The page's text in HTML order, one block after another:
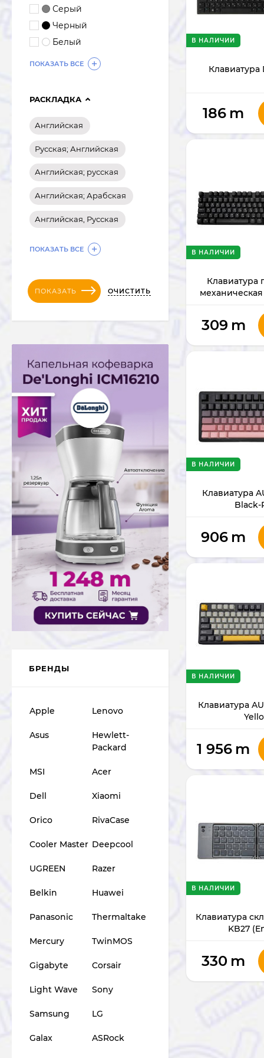
Клавиатура
В НАЛИЧИИ
186 m
Клавиатура
механическая
В НАЛИЧИИ
309 m
Клавиатура
Black-
В НАЛИЧИИ
906 m
Клавиатура
В НАЛИЧИИ
1 956 m
Клавиатура
KB27
В НАЛИЧИИ
330 m
Серый
Черный
Белый
ПОКАЗАТЬ ВСЕ
РАСКЛАДКА
Английская
Русская; Английская
Английская; русская
Английская; Арабская
Английская, Русская
ПОКАЗАТЬ ВСЕ
ПОКАЗАТЬ ОЧИСТИТЬ
БРЕНДЫ
Apple Lenovo
Asus
Hewlett-
Packard
MSI Acer
Dell Xiaomi
Orico RivaCase
Cooler Master Deepcool
UGREEN Razer
Belkin Huawei
Panasonic Thermaltake
Mercury TwinMOS
Gigabyte Corsair
Light Wave Sony
Samsung LG
Galax ASRock